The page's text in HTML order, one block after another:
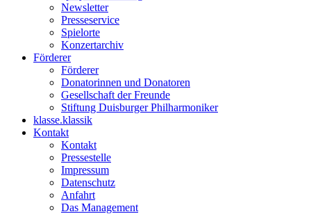
Newsletter
Presseservice
Spielorte
Konzertarchiv
Förderer
Förderer
Donatorinnen und Donatoren
Gesellschaft der Freunde
Stiftung Duisburger Philharmoniker
klasse.klassik
Kontakt
Kontakt
Pressestelle
Impressum
Datenschutz
Anfahrt
Das Management